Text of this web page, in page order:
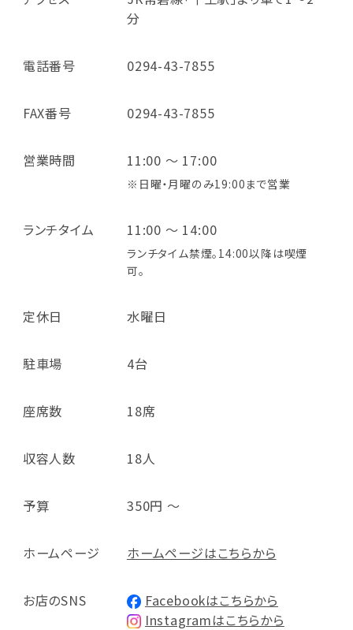
分
電話番号 0294-43-7855
FAX番号 0294-43-7855
営業時間 11:00 ～ 17:00
※日曜・月曜のみ19:00まで営業
ランチタイム 11:00 ～ 14:00
ランチタイム禁煙。14:00以降は喫煙
可。
定休日 水曜日
駐車場 4台
座席数 18席
収容人数 18人
予算 350円 ～
ホームページ ホームページはこちらから
お店のSNS
Facebookはこちらから
Instagramはこちらから